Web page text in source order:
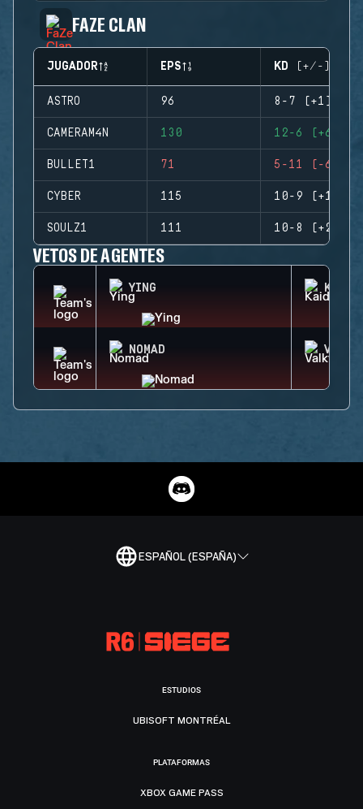
FAZE CLAN
JUGADOR EPS KD (+/-)
ASTRO 96 8-7 (+1)
CAMERAM4N 130 12-6 (+6)
BULLET1 71 5-11 (-6)
CYBER 115 10-9 (+1)
SOULZ1 111 10-8 (+2)
VETOS DE AGENTES
YING KAID
NOMAD
ESPAÑOL (ESPAÑA)
ESTUDIOS
UBISOFT MONTRÉAL
PLATAFORMAS
XBOX GAME PASS